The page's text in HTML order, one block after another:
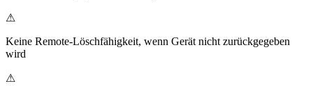
⚠
Keine Remote-Löschfähigkeit, wenn Gerät nicht zurückgegeben
wird
⚠